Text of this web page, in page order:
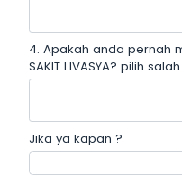
4. Apakah anda pernah
SAKIT LIVASYA? pilih
Jika ya kapan ?